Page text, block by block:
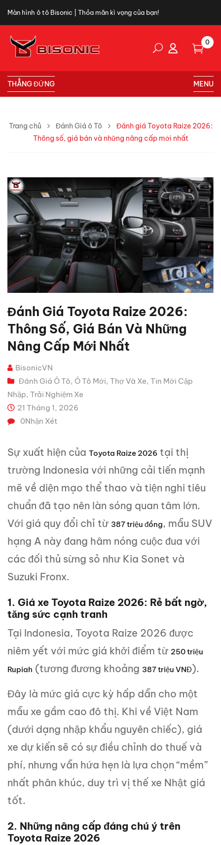
Màn hình ô tô Bisonic | Thỏa mãn kì vọng của bạn!
0
THẲNG ĐỨNG MENU
Trang chủ Đánh Giá ô Tô
Đánh giá Toyota Raize 2026:
Thông số, giá bán và những nâng cấp mới nhất
Đánh Giá Toyota Raize 2026:
Thông Số, Giá Bán Và Những
Nâng Cấp Mới Nhất
BisonicVN
Đánh Giá Ô Tô, Ô Tô Mới, Thợ Và Xe, Tin Mới Cập
Nhập, Trải Nghiệm Xe
21 Tháng 1, 2026
0Nhận Xét
Sự xuất hiện của Toyota Raize 2026 tại thị
trường Indonesia với những cải tiến mạnh
mẽ về diện mạo thể thao và tiện nghi tiêu
chuẩn đã tạo nên làn sóng quan tâm lớn.
Với giá quy đổi chỉ từ 387 triệu đồng, mẫu SUV
hạng A này đang hâm nóng cuộc đua với
các đối thủ sừng sỏ như Kia Sonet và
Suzuki Fronx.
1. Giá xe Toyota Raize 2026: Rẻ bất ngờ,
tăng sức cạnh tranh
Tại Indonesia, Toyota Raize 2026 được
niêm yết với mức giá khởi điểm từ 250 triệu
Rupiah (tương đương khoảng 387 triệu VNĐ).
Đây là mức giá cực kỳ hấp dẫn cho một
mẫu xe gầm cao đô thị. Khi về Việt Nam
(dưới dạng nhập khẩu nguyên chiếc), giá
xe dự kiến sẽ có sự điều chỉnh do thuế và
phí, nhưng vẫn hứa hẹn là lựa chọn “mềm”
nhất phân khúc, duy trì vị thế xe Nhật giá
tốt.
2. Những nâng cấp đáng chú ý trên
Toyota Raize 2026